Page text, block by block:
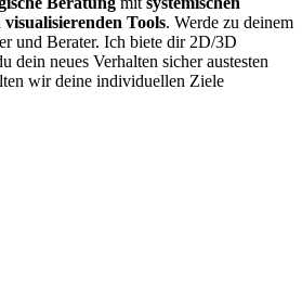
visualisierenden Tools. Werde zu deinem
und Berater. Ich biete dir 2D/3D
dein neues Verhalten sicher austesten
wir deine individuellen Ziele